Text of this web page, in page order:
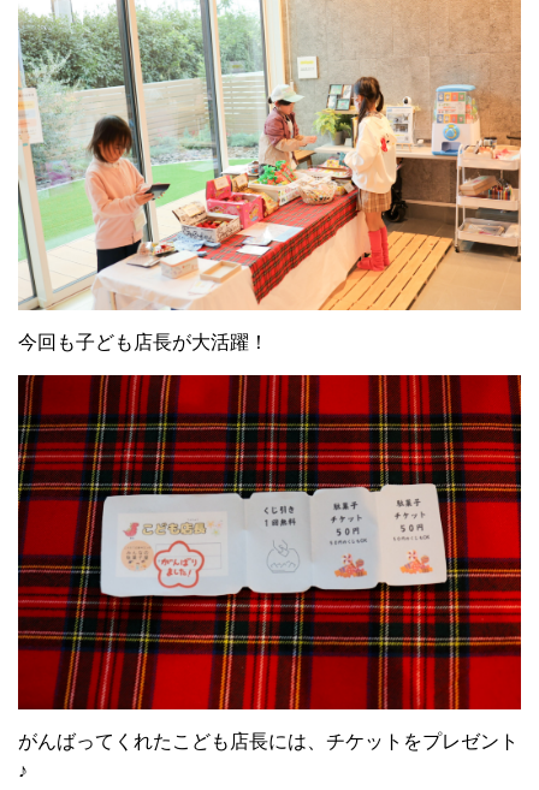
今回も子ども店長が大活躍！
がんばってくれたこども店長には、チケットをプレゼント
♪